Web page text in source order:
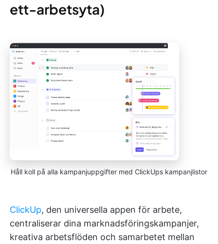
ett-arbetsyta)
Håll koll på alla kampanjuppgifter med ClickUps kampanjlistor
ClickUp, den universella appen för arbete,
centraliserar dina marknadsföringskampanjer,
kreativa arbetsflöden och samarbetet mellan